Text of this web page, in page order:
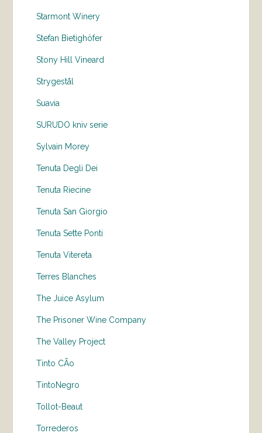
Starmont Winery
Stefan Bietighöfer
Stony Hill Vineard
Strygestål
Suavia
SURUDO kniv serie
Sylvain Morey
Tenuta Degli Dei
Tenuta Riecine
Tenuta San Giorgio
Tenuta Sette Ponti
Tenuta Vitereta
Terres Blanches
The Juice Asylum
The Prisoner Wine Company
The Valley Project
Tinto CÃo
TintoNegro
Tollot-Beaut
Torrederos